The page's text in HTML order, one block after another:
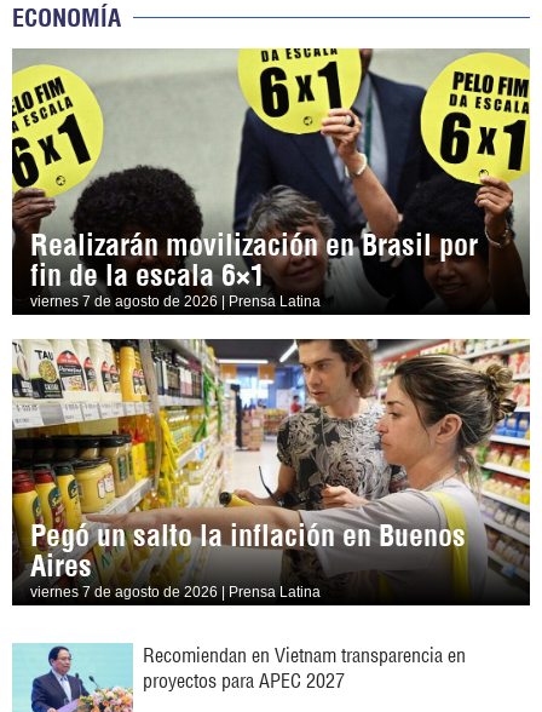
ECONOMÍA
Realizarán movilización en Brasil por
fin de la escala 6×1
viernes 7 de agosto de 2026 | Prensa Latina
Pegó un salto la inflación en Buenos
Aires
viernes 7 de agosto de 2026 | Prensa Latina
Recomiendan en Vietnam transparencia en
proyectos para APEC 2027